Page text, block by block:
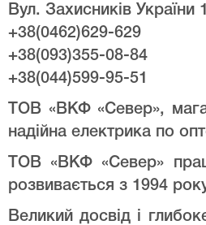
Вул. Захисників України
+38(0462)629-629
+38(093)355-08-84
+38(044)599-95-51
ТОВ «ВКФ «Север»,
надійна електрика по
ТОВ «ВКФ «Север»
розвивається з 1994
Великий досвід і